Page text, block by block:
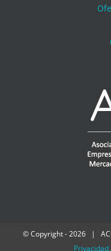
© Copyright -2026 |
Privacidad.